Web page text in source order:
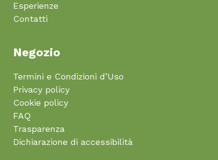
Esperienze
Contatti
Negozio
Termini e Condizioni d’Uso
Privacy policy
Cookie policy
FAQ
Trasparenza
Dichiarazione di accessibilità